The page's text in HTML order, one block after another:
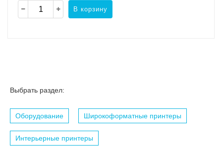
В корзину
Выбрать раздел:
Оборудование Широкоформатные принтеры
Интерьерные принтеры